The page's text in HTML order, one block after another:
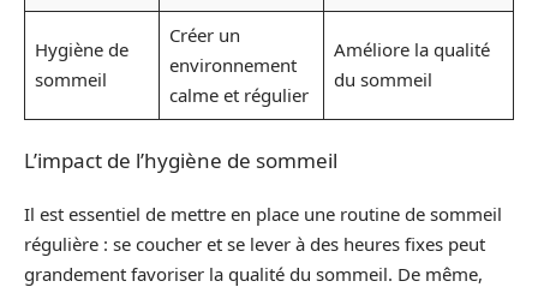
Hygiène de
sommeil
Créer un
environnement
calme et régulier
Améliore la qualité
du sommeil
L’impact de l’hygiène de sommeil
Il est essentiel de mettre en place une routine de sommeil
régulière : se coucher et se lever à des heures fixes peut
grandement favoriser la qualité du sommeil. De même,